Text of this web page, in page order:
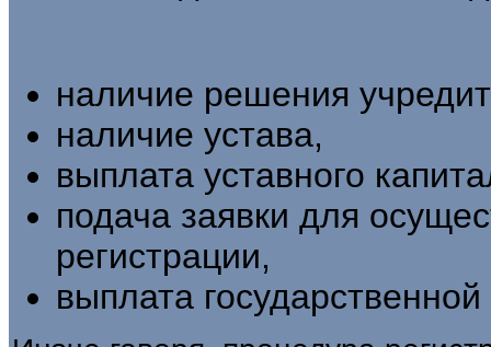
наличие решения
наличие устава,
выплата уставного
подача заявки для
регистрации,
выплата